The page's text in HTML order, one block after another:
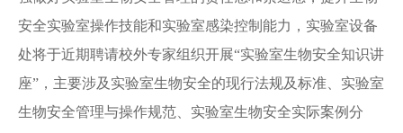
安全实验室操作技能和实验室感染控制能力，实验室设备
处将于近期聘请校外专家组织开展“实验室生物安全知识讲
座”，主要涉及实验室生物安全的现行法规及标准、实验室
生物安全管理与操作规范、实验室生物安全实际案例分